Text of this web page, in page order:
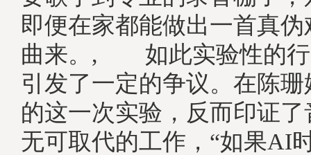
即便在家都能做出一首真
曲来。, 如此实验性的行
引发了一定的争议。在陈
的这一次实验，反而印证
无可取代的工作，“如果AI